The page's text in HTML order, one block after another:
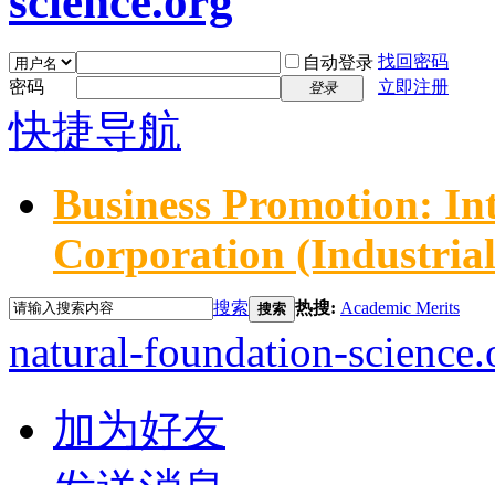
自动登录 找回密码
密码
登录 立即注册
快捷导航
Business Promotion:
Corporation
搜索 搜索 热搜: Academic Merits
natural-foundation-
加为好友